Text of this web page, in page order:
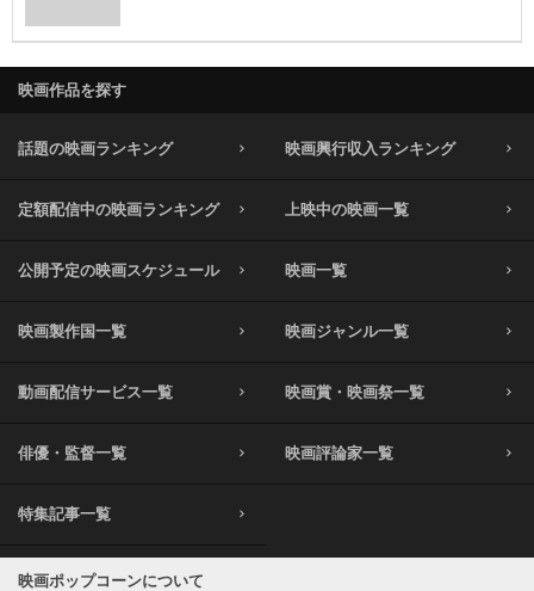
映画作品を探す
話題の映画ランキング 映画興行収入ランキング
定額配信中の映画ランキング 上映中の映画一覧
公開予定の映画スケジュール 映画一覧
映画製作国一覧 映画ジャンル一覧
動画配信サービス一覧 映画賞・映画祭一覧
俳優・監督一覧 映画評論家一覧
特集記事一覧
映画ポップコーンについて